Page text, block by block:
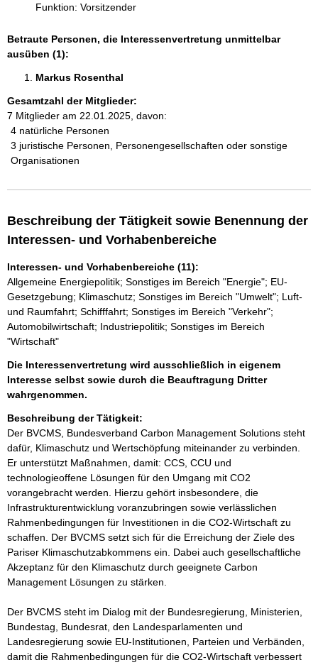
Funktion: Vorsitzender
Betraute Personen, die Interessenvertretung unmittelbar
ausüben (1):
Markus Rosenthal
Gesamtzahl der Mitglieder:
7 Mitglieder am 22.01.2025, davon:
4 natürliche Personen
3 juristische Personen, Personengesellschaften oder sonstige
Organisationen
Beschreibung der Tätigkeit sowie Benennung der
Interessen- und Vorhabenbereiche
Interessen- und Vorhabenbereiche (11):
Allgemeine Energiepolitik; Sonstiges im Bereich "Energie"; EU-
Gesetzgebung; Klimaschutz; Sonstiges im Bereich "Umwelt"; Luft-
und Raumfahrt; Schifffahrt; Sonstiges im Bereich "Verkehr";
Automobilwirtschaft; Industriepolitik; Sonstiges im Bereich
"Wirtschaft"
Die Interessenvertretung wird ausschließlich in eigenem
Interesse selbst sowie durch die Beauftragung Dritter
wahrgenommen.
Beschreibung der Tätigkeit:
Der BVCMS, Bundesverband Carbon Management Solutions steht
dafür, Klimaschutz und Wertschöpfung miteinander zu verbinden.
Er unterstützt Maßnahmen, damit: CCS, CCU und
technologieoffene Lösungen für den Umgang mit CO2
vorangebracht werden. Hierzu gehört insbesondere, die
Infrastrukturentwicklung voranzubringen sowie verlässlichen
Rahmenbedingungen für Investitionen in die CO2-Wirtschaft zu
schaffen. Der BVCMS setzt sich für die Erreichung der Ziele des
Pariser Klimaschutzabkommens ein. Dabei auch gesellschaftliche
Akzeptanz für den Klimaschutz durch geeignete Carbon
Management Lösungen zu stärken.
Der BVCMS steht im Dialog mit der Bundesregierung, Ministerien,
Bundestag, Bundesrat, den Landesparlamenten und
Landesregierung sowie EU-Institutionen, Parteien und Verbänden,
damit die Rahmenbedingungen für die CO2-Wirtschaft verbessert